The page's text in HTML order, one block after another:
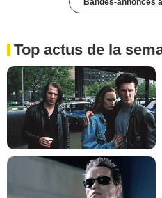
Bandes-annonces
Top actus de la